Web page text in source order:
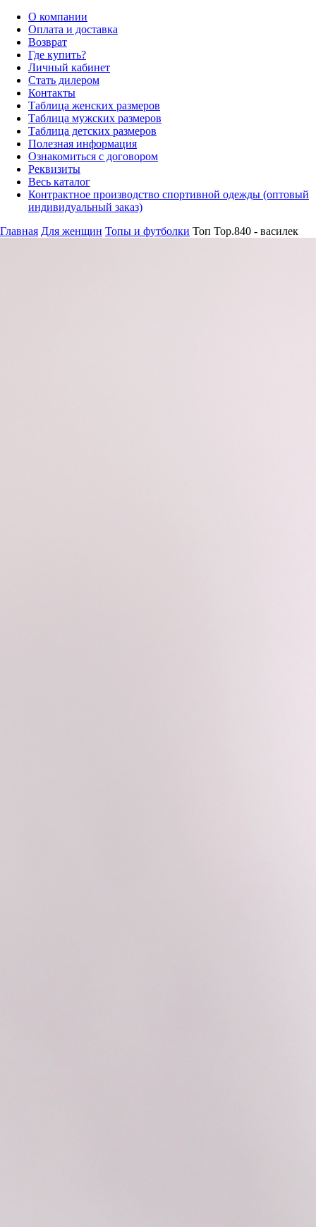
О компании
Оплата и доставка
Возврат
Где купить?
Личный кабинет
Стать дилером
Контакты
Таблица женских размеров
Таблица мужских размеров
Таблица детских размеров
Полезная информация
Ознакомиться с договором
Реквизиты
Весь каталог
Контрактное производство спортивной одежды (оптовый
индивидуальный заказ)
Главная Для женщин Топы и футболки Топ Top.840 - василек